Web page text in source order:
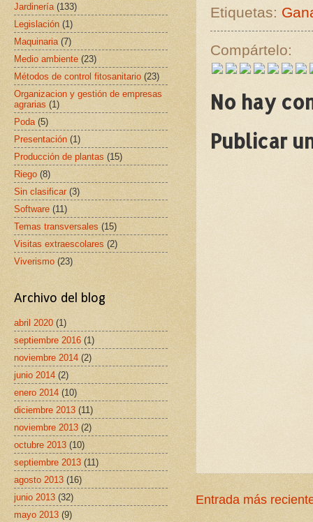
Etiquetas:
Compártelo:
No hay
Publicar
Entrada más
Jardinería (133)
Legislación (1)
Maquinaria (7)
Medio ambiente (23)
Métodos de control fitosanitario (23)
Organizacion y gestión de empresas
agrarias (1)
Poda (5)
Presentación (1)
Producción de plantas (15)
Riego (8)
Sin clasificar (3)
Software (11)
Temas transversales (15)
Visitas extraescolares (2)
Viverismo (23)
Archivo del blog
abril 2020 (1)
septiembre 2016 (1)
noviembre 2014 (2)
junio 2014 (2)
enero 2014 (10)
diciembre 2013 (11)
noviembre 2013 (2)
octubre 2013 (10)
septiembre 2013 (11)
agosto 2013 (16)
junio 2013 (32)
mayo 2013 (9)